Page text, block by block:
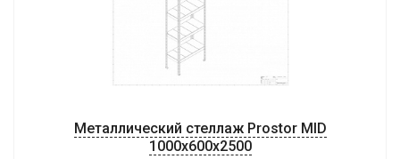
Металлический стеллаж Prostor MID
1000x600x2500